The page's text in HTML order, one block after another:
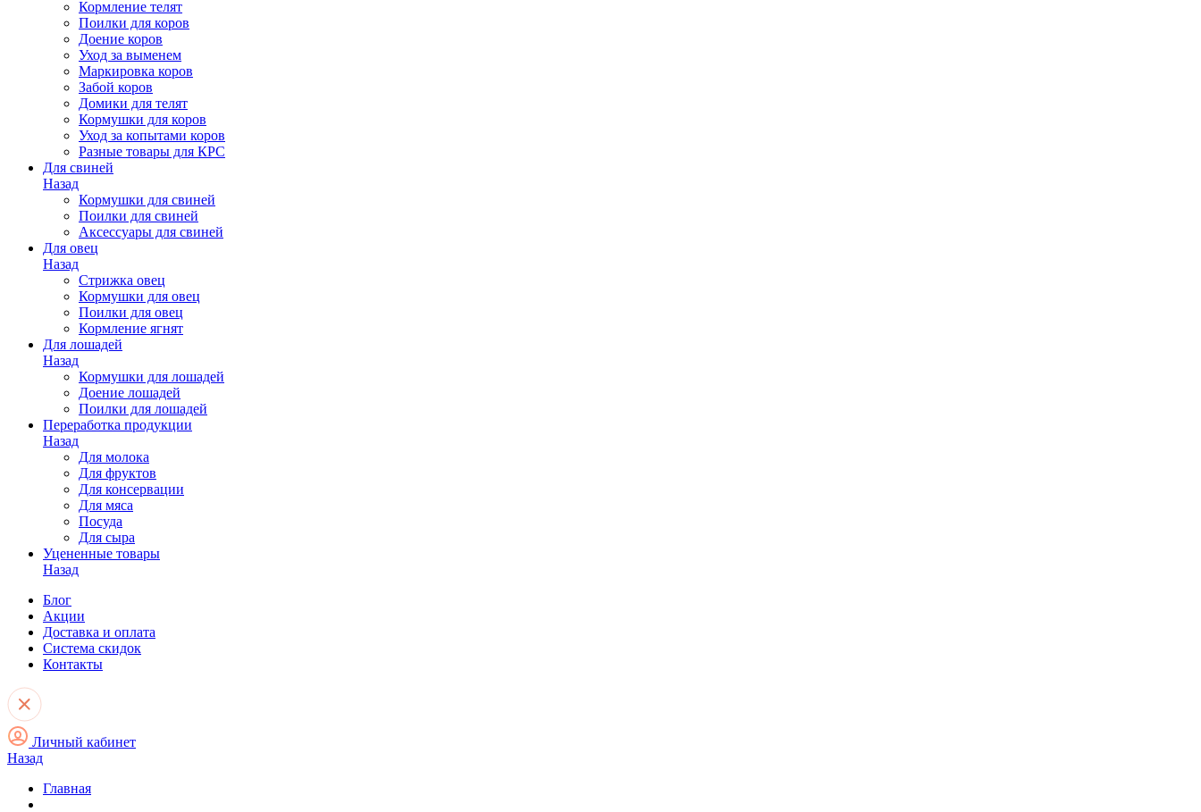
Кормление телят
Поилки для коров
Доение коров
Уход за выменем
Маркировка коров
Забой коров
Домики для телят
Кормушки для коров
Уход за копытами коров
Разные товары для КРС
Для свиней
Назад
Кормушки для свиней
Поилки для свиней
Аксессуары для свиней
Для овец
Назад
Стрижка овец
Кормушки для овец
Поилки для овец
Кормление ягнят
Для лошадей
Назад
Кормушки для лошадей
Доение лошадей
Поилки для лошадей
Переработка продукции
Назад
Для молока
Для фруктов
Для консервации
Для мяса
Посуда
Для сыра
Уцененные товары
Назад
Блог
Акции
Доставка и оплата
Система скидок
Контакты
Личный кабинет
Назад
Главная